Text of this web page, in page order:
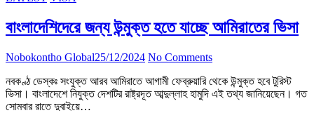
বাংলাদেশিদেরে জন্য উন্মুক্ত হতে যাচ্ছে আমিরাতের ভিসা
Nobokontho Global25/12/2024 No Comments
নবকণ্ঠ ডেস্কঃ সংযুক্ত আরব আমিরাতে আগামী ফেব্রুয়ারি থেকে উন্মুক্ত হবে টুরিস্ট
ভিসা। বাংলাদেশে নিযুক্ত দেশটির রাষ্ট্রদূত আব্দুল্লাহ হামুদি এই তথ্য জানিয়েছেন। গত
সোমবার রাতে দুবাইয়ে…